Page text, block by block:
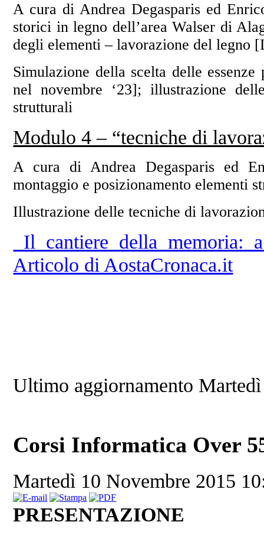
A cura di Andrea Degasparis ed
storici in legno dell’area Walser di
degli elementi – lavorazione del legno
Simulazione della scelta delle
nel novembre ‘23]; illustrazione
strutturali
Modulo 4 – “tecniche di
A cura di Andrea Degasparis ed
montaggio e posizionamento elementi
Illustrazione delle tecniche di
Il cantiere della memoria:
Articolo di AostaCronaca.it
Ultimo aggiornamento
Corsi Informatica Over
Martedì 10 Novembre 2015
PRESENTAZIONE